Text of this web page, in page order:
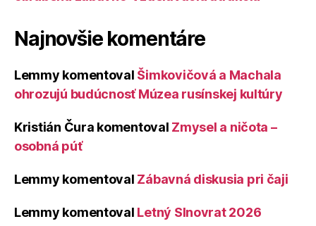
Najnovšie komentáre
Lemmy komentoval Šimkovičová a Machala
ohrozujú budúcnosť Múzea rusínskej kultúry
Kristián Čura komentoval Zmysel a ničota –
osobná púť
Lemmy komentoval Zábavná diskusia pri čaji
Lemmy komentoval Letný Slnovrat 2026